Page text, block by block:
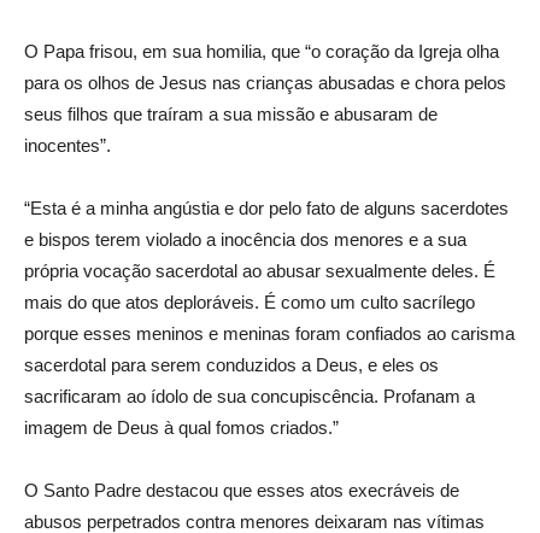
O Papa frisou, em sua homilia, que “o coração da Igreja olha
para os olhos de Jesus nas crianças abusadas e chora pelos
seus filhos que traíram a sua missão e abusaram de
inocentes”.
“Esta é a minha angústia e dor pelo fato de alguns sacerdotes
e bispos terem violado a inocência dos menores e a sua
própria vocação sacerdotal ao abusar sexualmente deles. É
mais do que atos deploráveis. É como um culto sacrílego
porque esses meninos e meninas foram confiados ao carisma
sacerdotal para serem conduzidos a Deus, e eles os
sacrificaram ao ídolo de sua concupiscência. Profanam a
imagem de Deus à qual fomos criados.”
O Santo Padre destacou que esses atos execráveis de
abusos perpetrados contra menores deixaram nas vítimas